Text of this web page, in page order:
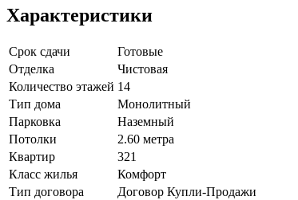
Характеристики
Срок сдачи
Готовые
Отделка
Чистовая
Количество этажей 14
Тип дома
Монолитный
Парковка
Наземный
Потолки
2.60 метра
Квартир
321
Класс жилья
Комфорт
Тип договора
Договор Купли-Продажи